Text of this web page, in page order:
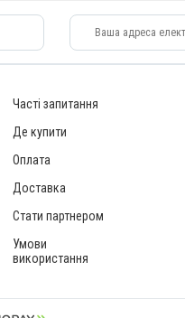
Часті запитання
Де купити
Оплата
Доставка
Стати партнером
Умови
використання